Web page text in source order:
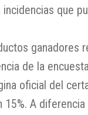
que
ganadores
de la
oficial del
15%. A